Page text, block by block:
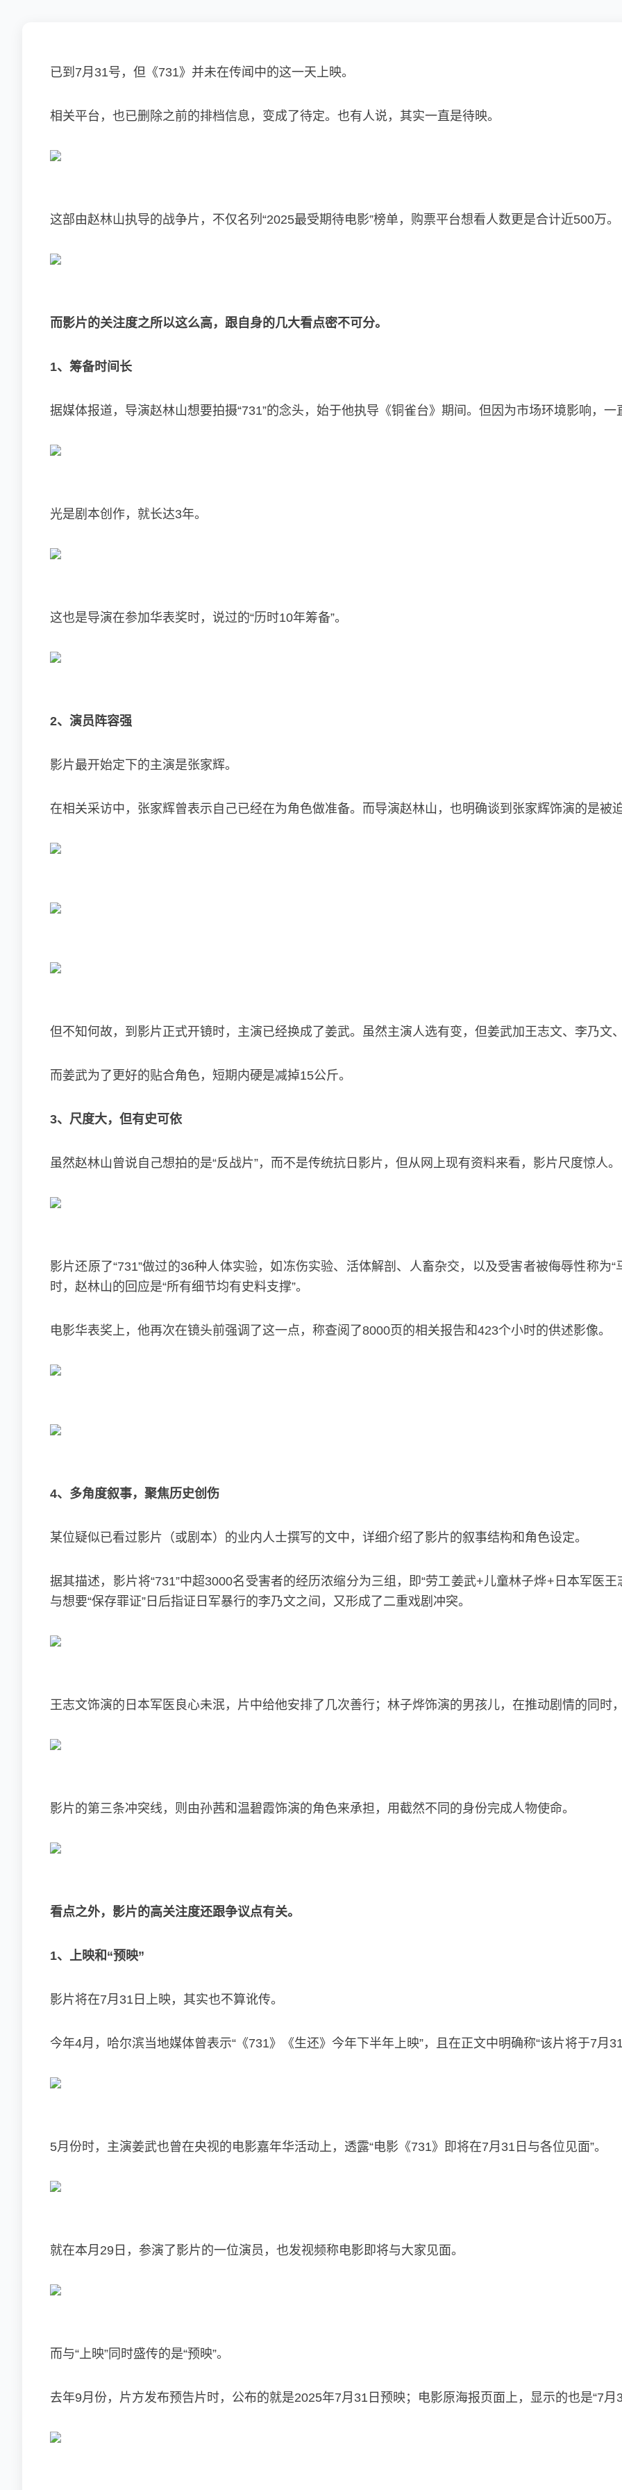
已到7月31号，但《731》并未在传闻中的这一天上映。
相关平台，也已删除之前的排档信息，变成了待定。也有人说，其实一直是待映。
这部由赵林山执导的战争片，不仅名列“2025最受期待电影”榜单，购票平台想看人数更是合计近500万。
而影片的关注度之所以这么高，跟自身的几大看点密不可分。
1、筹备时间长
据媒体报道，导演赵林山想要拍摄“731”的念头，始于他执导《铜雀台》期间。但因为市场环境影响，一
光是剧本创作，就长达3年。
这也是导演在参加华表奖时，说过的“历时10年筹备”。
2、演员阵容强
影片最开始定下的主演是张家辉。
在相关采访中，张家辉曾表示自己已经在为角色做准备。而导演赵林山，也明确谈到张家辉饰演的是被
但不知何故，到影片正式开镜时，主演已经换成了姜武。虽然主演人选有变，但姜武加王志文、李乃文
而姜武为了更好的贴合角色，短期内硬是减掉15公斤。
3、尺度大，但有史可依
虽然赵林山曾说自己想拍的是“反战片”，而不是传统抗日影片，但从网上现有资料来看，影片尺度惊人。
影片还原了“731”做过的36种人体实验，如冻伤实验、活体解剖、人畜杂交，以及受害者被侮辱性称为
时，赵林山的回应是“所有细节均有史料支撑”。
电影华表奖上，他再次在镜头前强调了这一点，称查阅了8000页的相关报告和423个小时的供述影像。
4、多角度叙事，聚焦历史创伤
某位疑似已看过影片（或剧本）的业内人士撰写的文中，详细介绍了影片的叙事结构和角色设定。
据其描述，影片将“731”中超3000名受害者的经历浓缩分为三组，即“劳工姜武+儿童林子烨+日本军医王
与想要“保存罪证”日后指证日军暴行的李乃文之间，又形成了二重戏剧冲突。
王志文饰演的日本军医良心未泯，片中给他安排了几次善行；林子烨饰演的男孩儿，在推动剧情的同时，
影片的第三条冲突线，则由孙茜和温碧霞饰演的角色来承担，用截然不同的身份完成人物使命。
看点之外，影片的高关注度还跟争议点有关。
1、上映和“预映”
影片将在7月31日上映，其实也不算讹传。
今年4月，哈尔滨当地媒体曾表示“《731》《生还》今年下半年上映”，且在正文中明确称“该片将于7月31
5月份时，主演姜武也曾在央视的电影嘉年华活动上，透露“电影《731》即将在7月31日与各位见面”。
就在本月29日，参演了影片的一位演员，也发视频称电影即将与大家见面。
而与“上映”同时盛传的是“预映”。
去年9月份，片方发布预告片时，公布的就是2025年7月31日预映；电影原海报页面上，显示的也是“7月